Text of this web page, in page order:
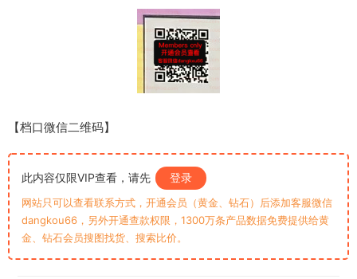
【档口微信二维码】
此内容仅限VIP查看，请先 登录
网站只可以查看联系方式，开通会员（黄金、钻石）后添加客服微信
dangkou66，另外开通查款权限，1300万条产品数据免费提供给黄
金、钻石会员搜图找货、搜索比价。